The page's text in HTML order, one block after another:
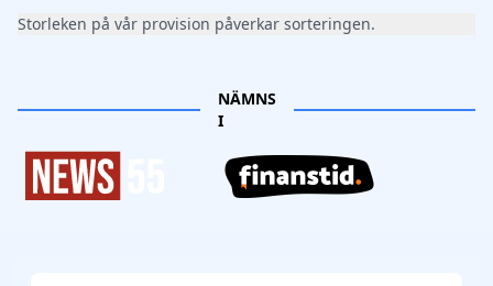
Storleken på vår provision påverkar sorteringen.
NÄMNS
I